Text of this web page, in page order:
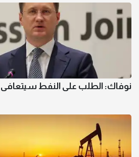
نوفاك: الطلب على النفط